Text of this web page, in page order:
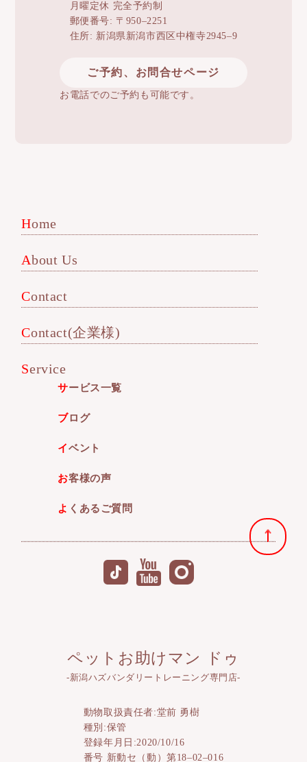
月曜定休 完全予約制
郵便番号: 〒950–2251
住所: 新潟県新潟市西区中権寺2945–9
ご予約、お問合せページ
お電話でのご予約も可能です。
Home
About Us
Contact
Contact(企業様)
Service
サービス一覧
ブログ
イベント
お客様の声
よくあるご質問
ペットお助けマン ドゥ
-新潟ハズバンダリートレーニング専門店-
動物取扱責任者:堂前 勇樹
種別:保管
登録年月日:2020/10/16
番号 新動セ（動）第18–02–016